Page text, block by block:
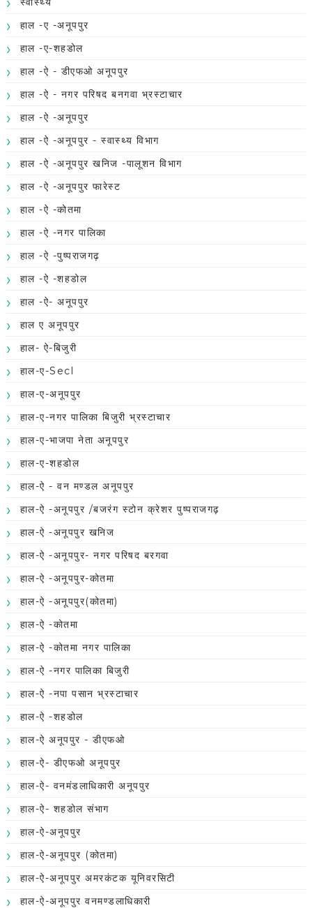
हाल -ए -अनूपपुर
हाल -ए-शहडोल
हाल -ऐ - डीएफओ अनूपपुर
हाल -ऐ - नगर परिषद बनगवा भ्रस्टाचार
हाल -ऐ -अनूपपुर
हाल -ऐ -अनूपपुर - स्वास्थ्य विभाग
हाल -ऐ -अनूपपुर खनिज -पालूशन विभाग
हाल -ऐ -अनूपपुर फारेस्ट
हाल -ऐ -कोतमा
हाल -ऐ -नगर पालिका
हाल -ऐ -पुष्पराजगढ़
हाल -ऐ -शहडोल
हाल -ऐ- अनूपपुर
हाल ए अनूपपुर
हाल- ऐ-बिजुरी
हाल-ए-Secl
हाल-ए-अनूपपुर
हाल-ए-नगर पालिका बिजुरी भ्रस्टाचार
हाल-ए-भाजपा नेता अनूपपुर
हाल-ए-शहडोल
हाल-ऐ - वन मण्डल अनूपपुर
हाल-ऐ -अनूपपुर /बजरंग स्टोन क्रेशर पुष्पराजगढ़
हाल-ऐ -अनूपपुर खनिज
हाल-ऐ -अनूपपुर- नगर परिषद बरगवा
हाल-ऐ -अनूपपुर-कोतमा
हाल-ऐ -अनूपपुर(कोतमा)
हाल-ऐ -कोतमा
हाल-ऐ -कोतमा नगर पालिका
हाल-ऐ -नगर पालिका बिजुरी
हाल-ऐ -नपा पसान भ्रस्टाचार
हाल-ऐ -शहडोल
हाल-ऐ अनूपपुर - डीएफओ
हाल-ऐ- डीएफओ अनूपपुर
हाल-ऐ- वनमंडलाधिकारी अनूपपुर
हाल-ऐ- शहडोल संभाग
हाल-ऐ-अनूपपुर
हाल-ऐ-अनूपपुर (कोतमा)
हाल-ऐ-अनूपपुर अमरकंटक यूनिवरसिटी
हाल-ऐ-अनूपपुर वनमण्डलाधिकारी